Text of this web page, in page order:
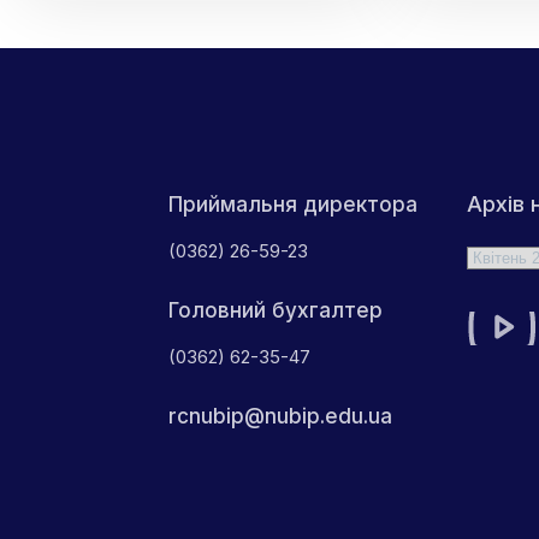
Приймальня директора
(0362) 26-59-23
Головний бухгалтер
(0362) 62-35-47
rcnubip@nubip.edu.ua
Архів
Архіви